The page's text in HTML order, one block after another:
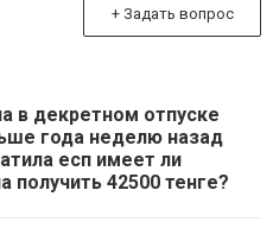
+ Задать вопрос
в декретном отпуске
года неделю назад
есп имеет ли
получить 42500 тенге?